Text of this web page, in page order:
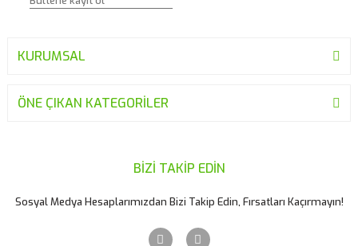
KURUMSAL
ÖNE ÇIKAN KATEGORİLER
BİZİ TAKİP EDİN
Sosyal Medya Hesaplarımızdan Bizi Takip Edin, Fırsatları Kaçırmayın!